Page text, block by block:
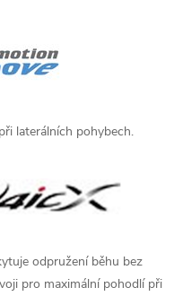
laterálních pohybech.
odpružení běhu bez
pro maximální pohodlí při